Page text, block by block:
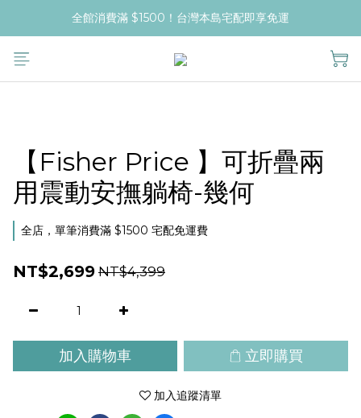
全館消費滿 $1500！台灣本島宅配即享免運
【Fisher Price 】可折疊兩
用震動安撫躺椅-幾何
全店，單筆消費滿 $1500 宅配免運費
NT$2,699 NT$4,399
加入購物車 立即購買
加入追蹤清單